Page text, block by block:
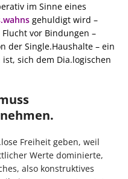
im Sinne eines
gehuldigt wird –
vor Bindungen –
der Single.Haushalte – ein
sich dem Dia.logischen
Freiheit geben, weil
Werte dominierte,
also konstruktives